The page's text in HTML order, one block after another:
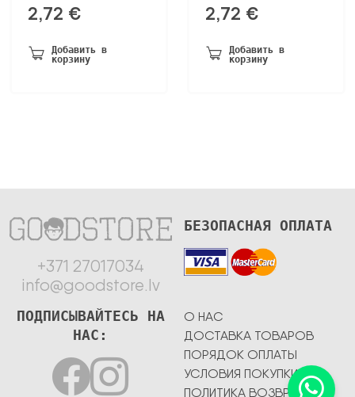
2,72 €
Добавить в
корзину
2,72 €
Добавить в
корзину
+371 27017034
info@goodstore.lv
БЕЗОПАСНАЯ ОПЛАТА
О НАС
ДОСТАВКА ТОВАРОВ
ПОРЯДОК ОПЛАТЫ
УСЛОВИЯ ПОКУПКИ
ПОЛИТИКА ВОЗВРАТА
ПОДПИСЫВАЙТЕСЬ НА
НАС: